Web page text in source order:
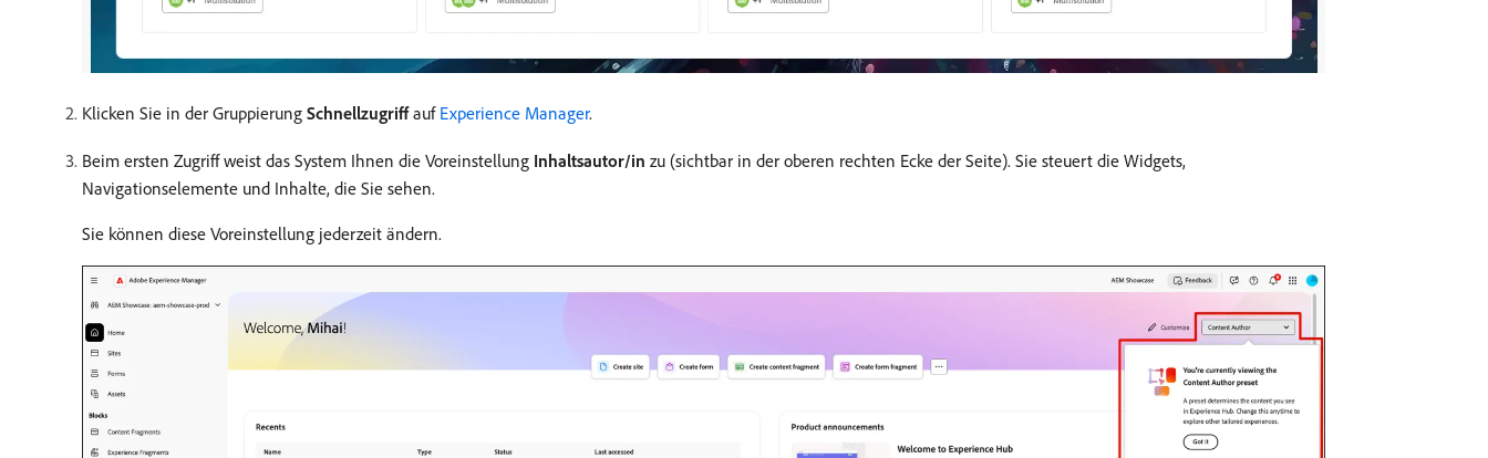
Klicken Sie in der Gruppierung Schnellzugriffauf Experience Manager.
Beim ersten Zugriff weist das System Ihnen die Voreinstellung Inhaltsautor/in zu (sichtbar in der oberen rechten Ecke der Seite). Sie steuert die Widgets,
Navigationselemente und Inhalte, die Sie sehen.
Sie können diese Voreinstellung jederzeit ändern.